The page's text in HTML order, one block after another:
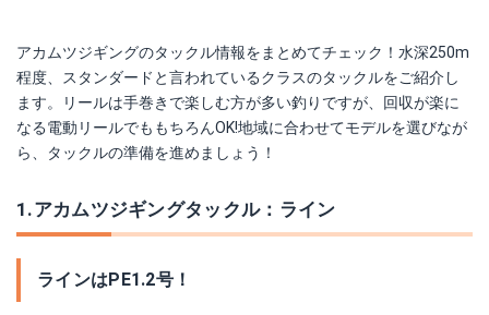
アカムツジギングのタックル情報をまとめてチェック！水深250m
程度、スタンダードと言われているクラスのタックルをご紹介し
ます。リールは手巻きで楽しむ方が多い釣りですが、回収が楽に
なる電動リールでももちろんOK!地域に合わせてモデルを選びなが
ら、タックルの準備を進めましょう！
1.アカムツジギングタックル：ライン
ラインはPE1.2号！